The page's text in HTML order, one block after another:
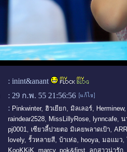
: inint&anant
: 29 ก.พ. 55 21:56:56
: Pinkwinter, ฮิวเยียก, มิลเลอร์, Herminew
raindear2528, MissLillyRose, lynncafe, น
pj0001, เซียวลี้ปวยตอ มิเคยพลาดเป้า,
lovely, รั้วหลายสี, บ้าเห่อ, hooya, มอแมว,
KooKKiK, marcy, pok&first, ลูกสาวน่ารัก,